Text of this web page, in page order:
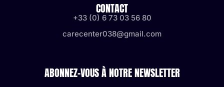
CONTACT
+33 (0) 6 73 03 56 80
carecenter038@gmail.com
ABONNEZ-VOUS À NOTRE NEWSLETTER